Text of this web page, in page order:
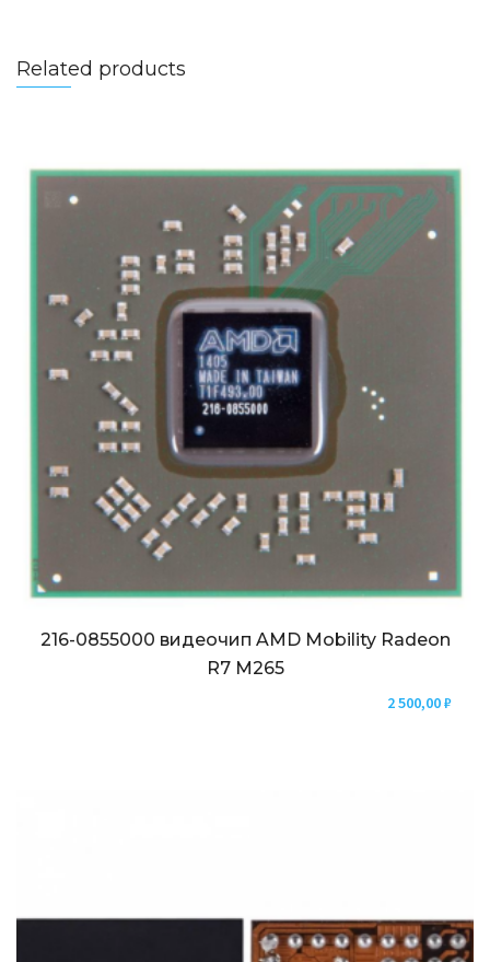
Related products
216-0855000 видеочип AMD Mobility Radeon
R7 M265
2 500,00₽